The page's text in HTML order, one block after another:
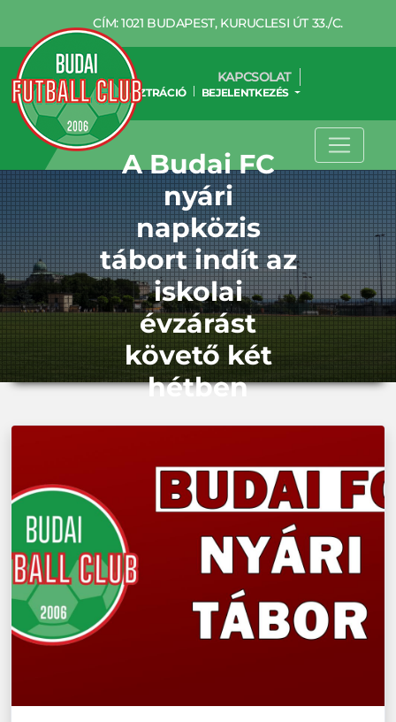
CÍM: 1021 BUDAPEST, KURUCLESI ÚT 33./C.
KAPCSOLAT
REGISZTRÁCIÓ BEJELENTKEZÉS
A Budai FC
nyári
napközis
tábort indít az
iskolai
évzárást
követő két
hétben